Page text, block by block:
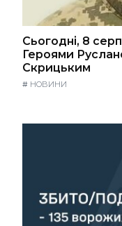
Сьогодні, 8
Героями
Скрицьким
# НОВИНИ